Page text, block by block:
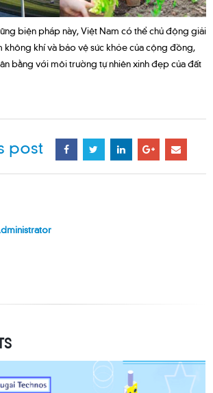
biện pháp này, Việt Nam có thể chủ động giải
không khí và bảo vệ sức khỏe của cộng đồng,
bằng với môi trường tự nhiên xinh đẹp của đất
post